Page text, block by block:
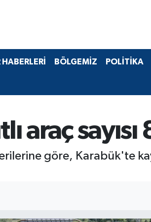
BÖLGEMİZ POLİTİKA
araç
göre, Karabük'te